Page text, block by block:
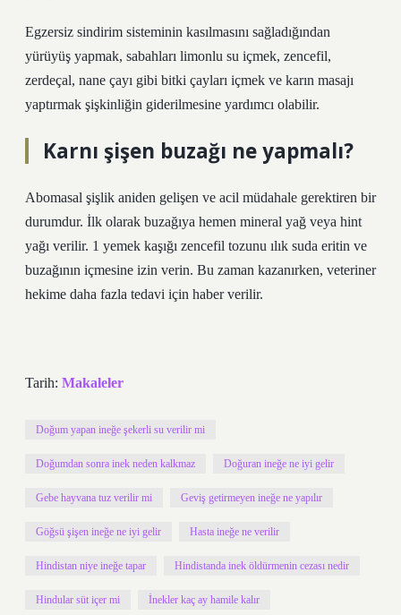
Egzersiz sindirim sisteminin kasılmasını sağladığından
yürüyüş yapmak, sabahları limonlu su içmek, zencefil,
zerdeçal, nane çayı gibi bitki çayları içmek ve karın masajı
yaptırmak şişkinliğin giderilmesine yardımcı olabilir.
Karnı şişen buzağı ne yapmalı?
Abomasal şişlik aniden gelişen ve acil müdahale gerektiren bir
durumdur. İlk olarak buzağıya hemen mineral yağ veya hint
yağı verilir. 1 yemek kaşığı zencefil tozunu ılık suda eritin ve
buzağının içmesine izin verin. Bu zaman kazanırken, veteriner
hekime daha fazla tedavi için haber verilir.
Tarih: Makaleler
Doğum yapan ineğe şekerli su verilir mi
Doğumdan sonra inek neden kalkmaz Doğuran ineğe ne iyi gelir
Gebe hayvana tuz verilir mi Geviş getirmeyen ineğe ne yapılır
Göğsü şişen ineğe ne iyi gelir Hasta ineğe ne verilir
Hindistan niye ineğe tapar Hindistanda inek öldürmenin cezası nedir
Hindular süt içer mi İnekler kaç ay hamile kalır